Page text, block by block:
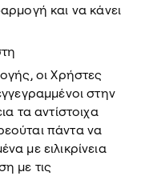
και να κάνει
οι Χρήστες
στην
τα αντίστοιχα
πάντα να
με ειλικρίνεια
με τις